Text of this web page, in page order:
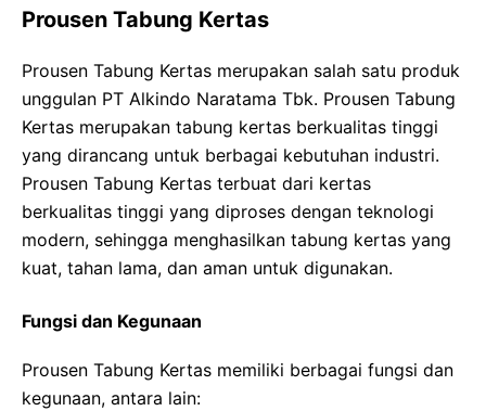
Prousen Tabung Kertas
Prousen Tabung Kertas merupakan salah satu produk
unggulan PT Alkindo Naratama Tbk. Prousen Tabung
Kertas merupakan tabung kertas berkualitas tinggi
yang dirancang untuk berbagai kebutuhan industri.
Prousen Tabung Kertas terbuat dari kertas
berkualitas tinggi yang diproses dengan teknologi
modern, sehingga menghasilkan tabung kertas yang
kuat, tahan lama, dan aman untuk digunakan.
Fungsi dan Kegunaan
Prousen Tabung Kertas memiliki berbagai fungsi dan
kegunaan, antara lain: